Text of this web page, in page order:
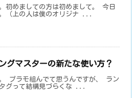
初めましての方は初めまして。 今日
（上の人は僕のオリジナ ...
グマスターの新たな使い方？
プラモ組んでて思うんですが、 ラン
グって結構見づらくな ...